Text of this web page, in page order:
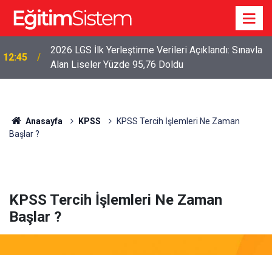
12:45
2026 LGS İlk Yerleştirme Verileri Açıklandı: Sınavla
Alan Liseler Yüzde 95,76 Doldu
Anasayfa KPSS
KPSS Tercih İşlemleri Ne Zaman
Başlar ?
KPSS Tercih İşlemleri Ne Zaman
Başlar ?